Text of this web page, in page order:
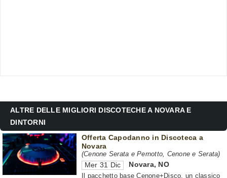
ALTRE DELLE MIGLIORI DISCOTECHE A NOVARA E
DINTORNI
Offerta Capodanno in Discoteca a
Novara
(Cenone Serata e Pernotto, Cenone e Serata)
Mer 31 Dic Novara, NO
Il pacchetto base Cenone+Disco, un classico